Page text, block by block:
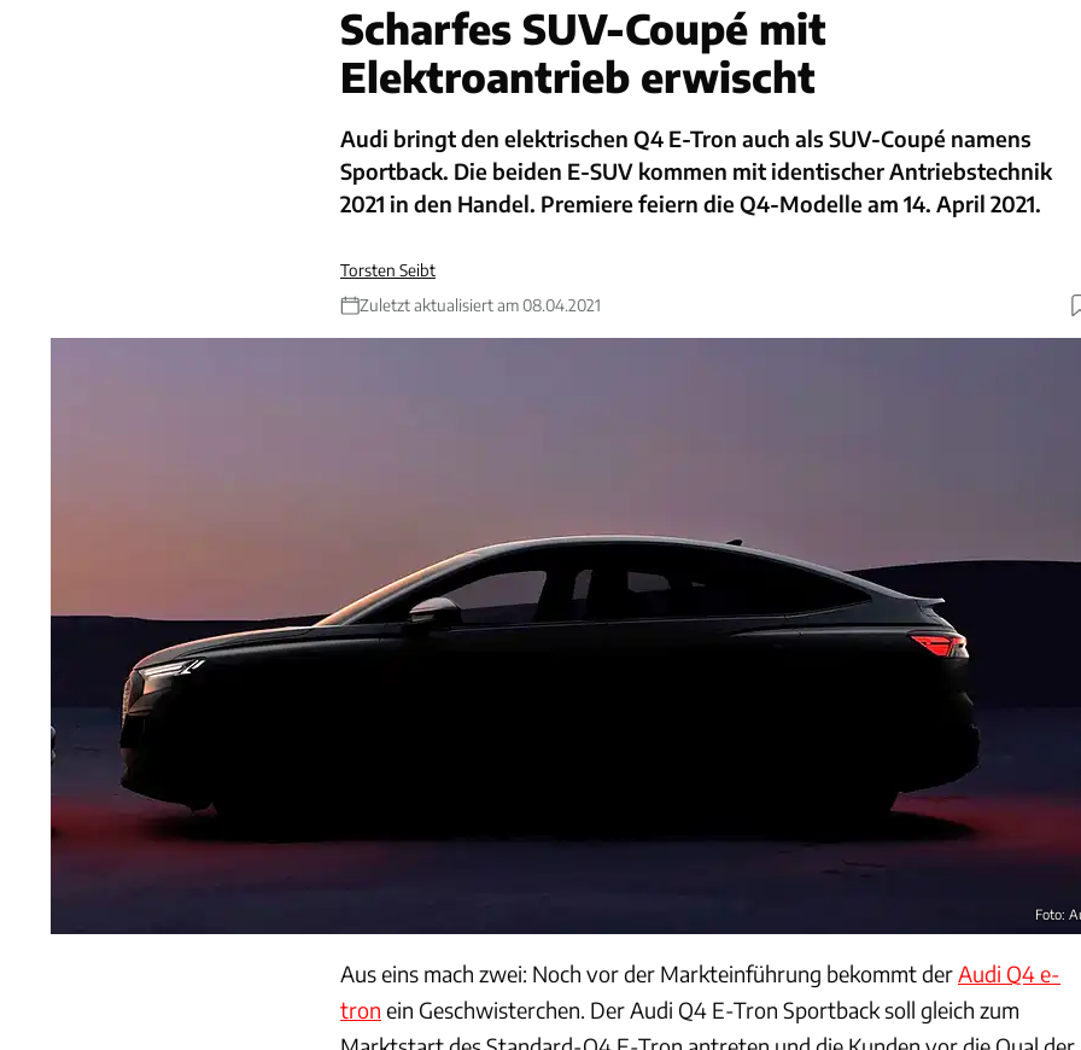
Scharfes SUV-Coupé mit
Elektroantrieb erwischt
Audi bringt den elektrischen Q4 E-Tron auch als SUV-Coupé namens
Sportback. Die beiden E-SUV kommen mit identischer Antriebstechnik
2021 in den Handel. Premiere feiern die Q4-Modelle am 14. April 2021.
Torsten Seibt
Zuletzt aktualisiert am 08.04.2021
Foto:
Aus eins mach zwei: Noch vor der Markteinführung bekommt der Audi Q4 e-
tron ein Geschwisterchen. Der Audi Q4 E-Tron Sportback soll gleich zum